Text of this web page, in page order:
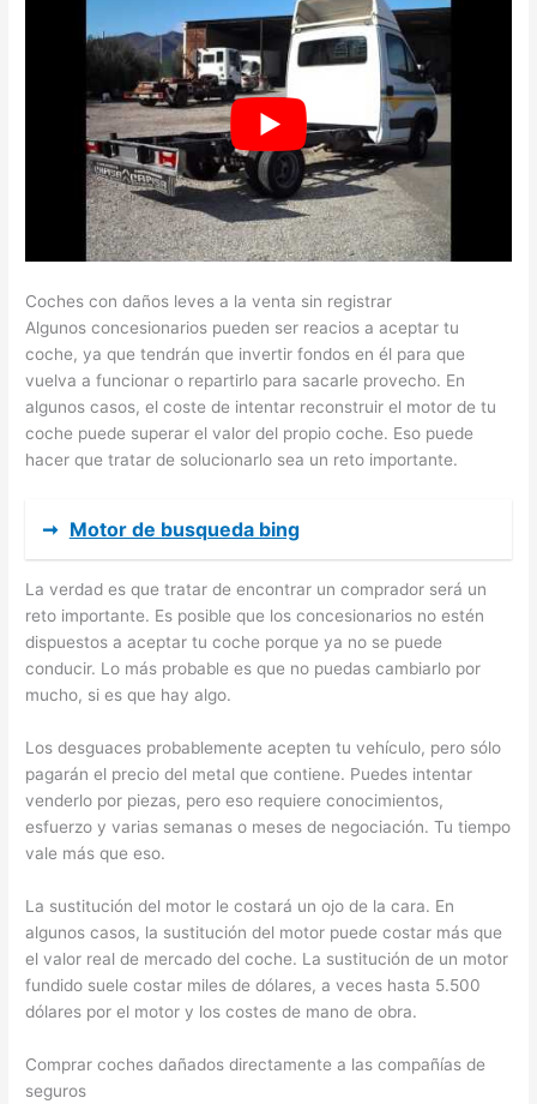
Coches con daños leves a la venta sin registrar
Algunos concesionarios pueden ser reacios a aceptar tu
coche, ya que tendrán que invertir fondos en él para que
vuelva a funcionar o repartirlo para sacarle provecho. En
algunos casos, el coste de intentar reconstruir el motor de tu
coche puede superar el valor del propio coche. Eso puede
hacer que tratar de solucionarlo sea un reto importante.
➞ Motor de busqueda bing
La verdad es que tratar de encontrar un comprador será un
reto importante. Es posible que los concesionarios no estén
dispuestos a aceptar tu coche porque ya no se puede
conducir. Lo más probable es que no puedas cambiarlo por
mucho, si es que hay algo.
Los desguaces probablemente acepten tu vehículo, pero sólo
pagarán el precio del metal que contiene. Puedes intentar
venderlo por piezas, pero eso requiere conocimientos,
esfuerzo y varias semanas o meses de negociación. Tu tiempo
vale más que eso.
La sustitución del motor le costará un ojo de la cara. En
algunos casos, la sustitución del motor puede costar más que
el valor real de mercado del coche. La sustitución de un motor
fundido suele costar miles de dólares, a veces hasta 5.500
dólares por el motor y los costes de mano de obra.
Comprar coches dañados directamente a las compañías de
seguros